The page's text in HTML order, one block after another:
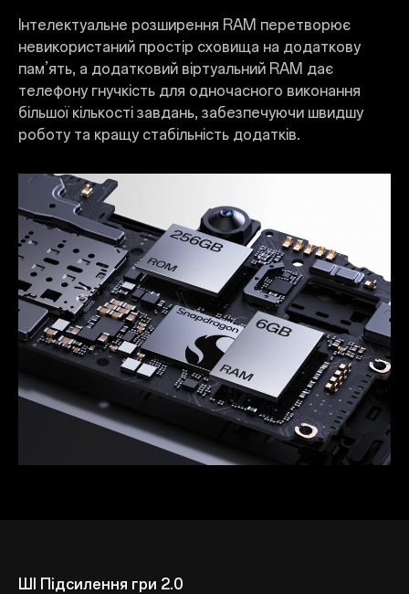
Інтелектуальне розширення RAM перетворює
невикористаний простір сховища на додаткову
пам’ять, а додатковий віртуальний RAM дає
телефону гнучкість для одночасного виконання
більшої кількості завдань, забезпечуючи швидшу
роботу та кращу стабільність додатків.
ШІ Підсилення гри 2.0